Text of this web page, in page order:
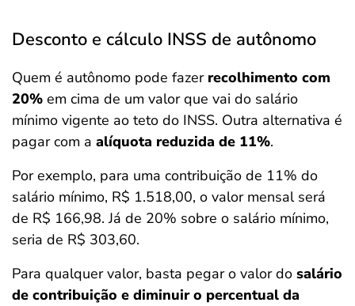
Desconto e cálculo INSS de autônomo
Quem é autônomo pode fazerrecolhimento com
20% em cima de um valor que vai do salário
mínimo vigente ao teto do INSS. Outra alternativa é
pagar com a alíquota reduzida de 11%.
Por exemplo, para uma contribuição de 11% do
salário mínimo, R$ 1.518,00, o valor mensal será
de R$ 166,98. Já de 20% sobre o salário mínimo,
seria de R$ 303,60.
Para qualquer valor, basta pegar o valor do salário
de contribuição e diminuir o percentual da